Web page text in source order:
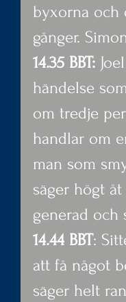
byxorna och
gånger.
14.35 BBT:
händelse
om tredje
handlar om
man som
säger högt
generad och
14.44 BBT:
att få något
säger helt